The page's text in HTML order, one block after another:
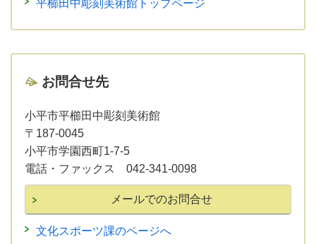
平櫛田中彫刻美術館トップページ
お問合せ先
小平市平櫛田中彫刻美術館
〒187-0045
小平市学園西町1-7-5
電話・ファックス 042-341-0098
文化スポーツ課のページへ